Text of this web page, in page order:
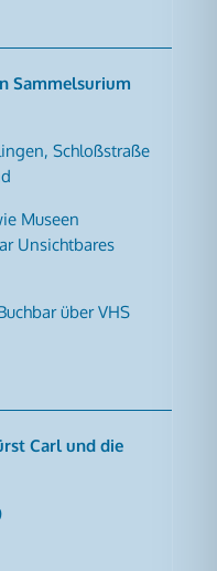
Sammelsurium
Schloßstraße
Museen
Unsichtbares
über VHS
Carl und die